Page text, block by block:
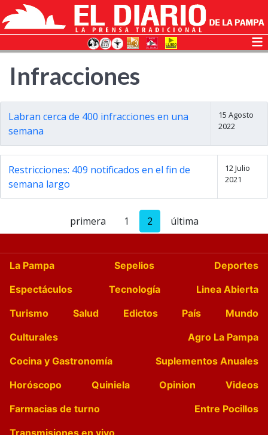
Infracciones
Labran cerca de 400 infracciones en una
semana
15 Agosto
2022
Restricciones: 409 notificados en el fin de
semana largo
12 Julio
2021
primera 1 2 última
La Pampa Sepelios
Deportes
Espectáculos
Tecnología
Linea Abierta
Turismo
Salud Edictos País
Mundo
Culturales
Agro La Pampa
Cocina y Gastronomía
Suplementos Anuales
Horóscopo
Quiniela Opinion
Videos
Farmacias de turno
Entre Pocillos
Transmisiones en vivo